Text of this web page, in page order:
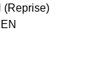
(Reprise)